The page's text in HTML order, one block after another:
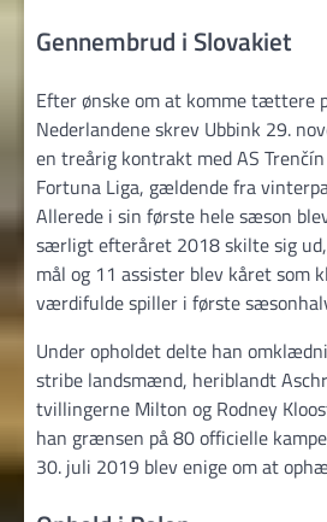
Gennembrud i Slovakiet
Efter ønske om at komme tættere
Nederlandene skrev Ubbink 29.
en treårig kontrakt med AS
Fortuna Liga, gældende fra
Allerede i sin første hele sæson
særligt efteråret 2018 skilte sig
mål og 11 assister blev kåret som
værdifulde spiller i første
Under opholdet delte han
stribe landsmænd, heriblandt
tvillingerne Milton og Rodney
han grænsen på 80 officielle
30. juli 2019 blev enige om at